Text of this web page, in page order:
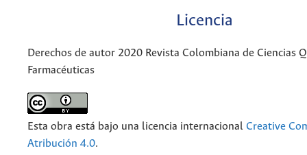
Licencia
Derechos de autor 2020 Revista Colombiana de Ciencias
Farmacéuticas
Esta obra está bajo una licencia internacional Creative
Atribución 4.0.